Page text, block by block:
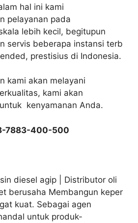
hal ini kami
pelayanan pada
lebih kecil, begitupun
servis beberapa instansi terb
prestisius di Indonesia.
kami akan melayani
kami akan
kenyamanan Anda.
7883-400-500
diesel agip | Distributor oli
berusaha Membangun keper
kuat. Sebagai agen
untuk produk-